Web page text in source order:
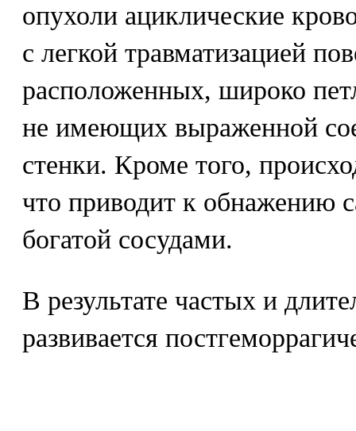
опухоли ациклические
с легкой травматизацией
расположенных, широко
не имеющих выраженной
стенки. Кроме того,
что приводит к обнажению
богатой сосудами.
В результате частых и
развивается